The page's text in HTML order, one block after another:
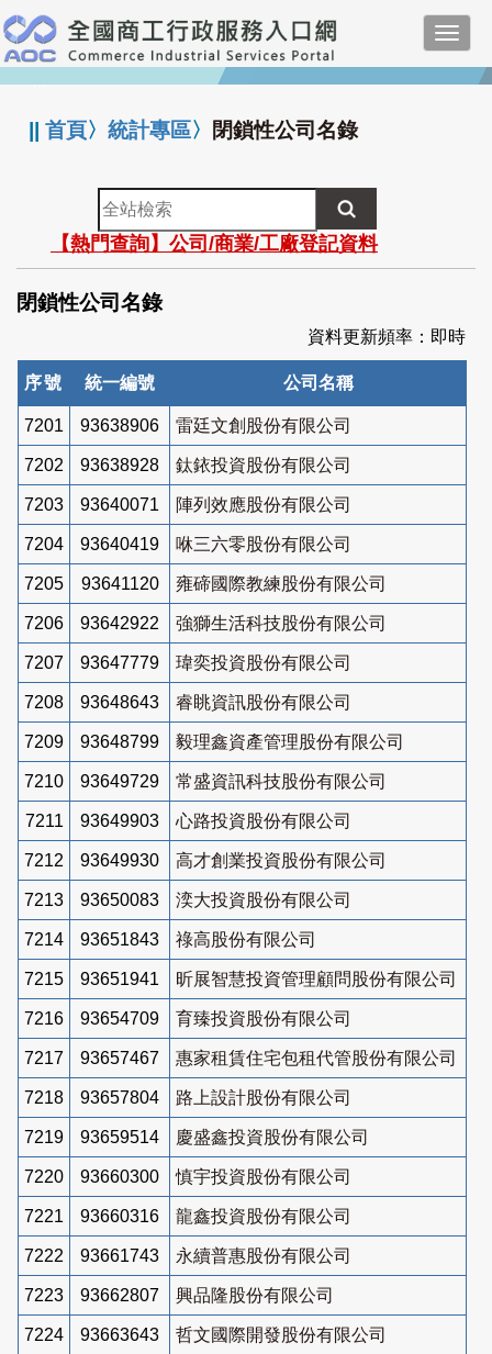
跳
到
主
要
:::
||首頁〉統計專區〉 閉鎖性公司名錄
全
站
檢
索
【熱門查詢】公司/商業/工廠登記資料
閉鎖性公司名錄
資料更新頻率：即時
序號 統一編號 公司名稱
7201 93638906 雷廷文創股份有限公司
7202 93638928 鈦銥投資股份有限公司
7203 93640071 陣列效應股份有限公司
7204 93640419 咻三六零股份有限公司
7205 93641120 雍碲國際教練股份有限公司
7206 93642922 強獅生活科技股份有限公司
7207 93647779 瑋奕投資股份有限公司
7208 93648643 睿眺資訊股份有限公司
7209 93648799 毅理鑫資產管理股份有限公司
7210 93649729 常盛資訊科技股份有限公司
7211 93649903 心路投資股份有限公司
7212 93649930 高才創業投資股份有限公司
7213 93650083 湙大投資股份有限公司
7214 93651843 祿高股份有限公司
7215 93651941 昕展智慧投資管理顧問股份有限公司
7216 93654709 育臻投資股份有限公司
7217 93657467 惠家租賃住宅包租代管股份有限公司
7218 93657804 路上設計股份有限公司
7219 93659514 慶盛鑫投資股份有限公司
7220 93660300 慎宇投資股份有限公司
7221 93660316 龍鑫投資股份有限公司
7222 93661743 永續普惠股份有限公司
7223 93662807 興品隆股份有限公司
7224 93663643 哲文國際開發股份有限公司